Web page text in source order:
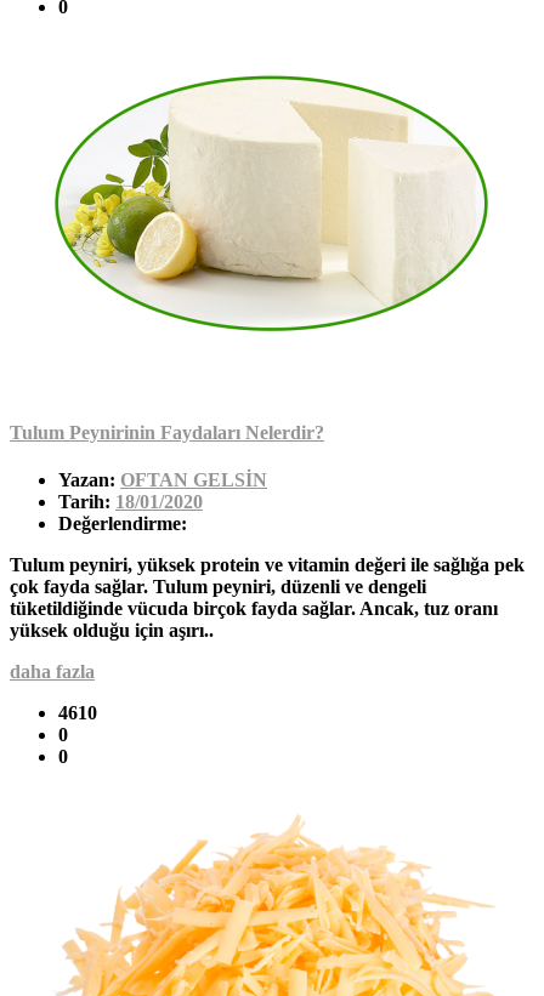
0
Tulum Peynirinin Faydaları Nelerdir?
Yazan: OFTAN GELSİN
Tarih: 18/01/2020
Değerlendirme:
Tulum peyniri, yüksek protein ve vitamin değeri ile sağlığa pek
çok fayda sağlar. Tulum peyniri, düzenli ve dengeli
tüketildiğinde vücuda birçok fayda sağlar. Ancak, tuz oranı
yüksek olduğu için aşırı..
daha fazla
4610
0
0